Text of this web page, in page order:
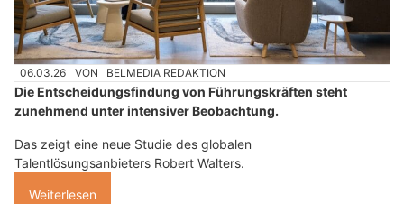
06.03.26 VON BELMEDIA REDAKTION
Die Entscheidungsfindung von Führungskräften steht
zunehmend unter intensiver Beobachtung.
Das zeigt eine neue Studie des globalen
Talentlösungsanbieters Robert Walters.
Weiterlesen